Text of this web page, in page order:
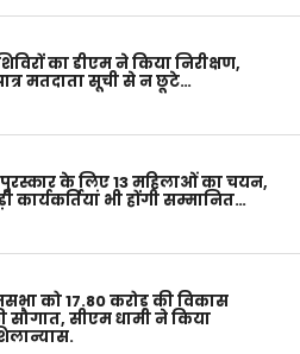
का डीएम ने किया निरीक्षण,
मतदाता सूची से न छूटे…
के लिए 13 महिलाओं का चयन,
कार्यकर्तियां भी होंगी सम्मानित…
को 17.80 करोड़ की विकास
सीएम धामी ने किया